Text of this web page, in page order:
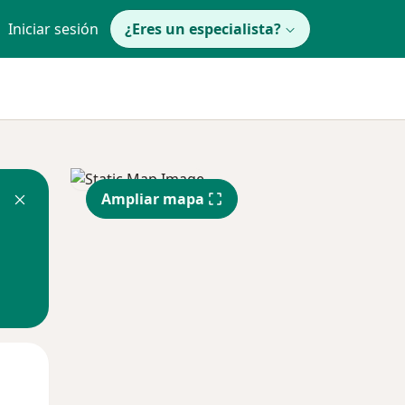
Iniciar sesión ¿Eres un especialista?
Ampliar mapa